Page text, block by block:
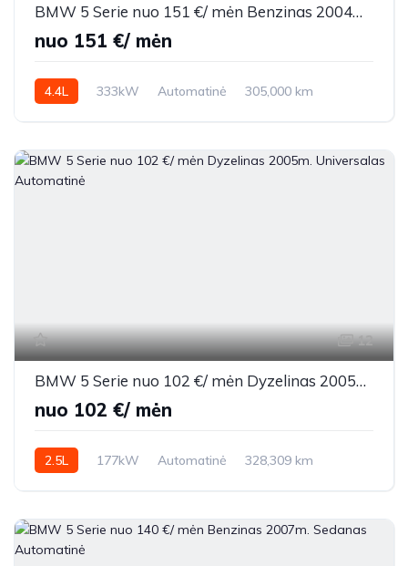
BMW 5 Serie nuo 151 €/ mėn Benzinas 2004m. Sedanas Automatinė
nuo 151 €/ mėn
4.4L 333kW Automatinė
305,000 km
12
BMW 5 Serie nuo 102 €/ mėn Dyzelinas 2005m. Universalas Automatinė
nuo 102 €/ mėn
2.5L 177kW Automatinė
328,309 km